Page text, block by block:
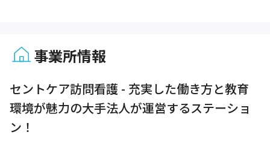
事業所情報
セントケア訪問看護 - 充実した働き方と教育
環境が魅力の大手法人が運営するステーショ
ン！